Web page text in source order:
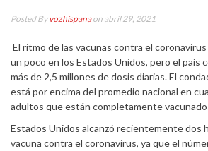
Posted Byvozhispanaon abril 29, 2021
El ritmo de las vacunas contra el
un poco en los Estados Unidos, pero el país
más de 2,5 millones de dosis diarias. El
está por encima del promedio nacional en
adultos que están completamente
Estados Unidos alcanzó recientemente dos
vacuna contra el coronavirus, ya que el